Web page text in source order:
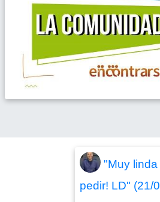
"Muy
pedir! LD" (21/